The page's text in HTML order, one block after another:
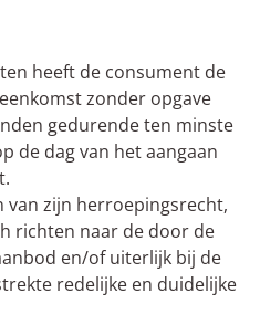
heeft de consument de
zonder opgave
gedurende ten minste
de dag van het aangaan
van zijn herroepingsrecht,
richten naar de door de
en/of uiterlijk bij de
redelijke en duidelijke